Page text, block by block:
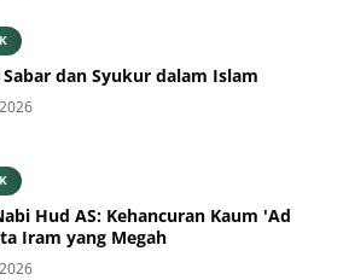
dan Syukur dalam Islam
Hud AS: Kehancuran Kaum 'Ad
Iram yang Megah